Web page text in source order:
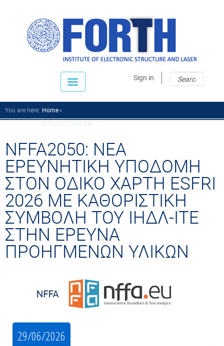
Sign in
You are here: Home
NFFA2050: ΝΕΑ
ΕΡΕΥΝΗΤΙΚΗ ΥΠΟΔΟΜΗ
ΣΤΟΝ ΟΔΙΚΟ ΧΑΡΤΗ ESFRI
2026 ΜΕ ΚΑΘΟΡΙΣΤΙΚΗ
ΣΥΜΒΟΛΗ ΤΟΥ ΙΗΔΛ-ΙΤΕ
ΣΤΗΝ ΕΡΕΥΝΑ
ΠΡΟΗΓΜΕΝΩΝ ΥΛΙΚΩΝ
29/06/2026